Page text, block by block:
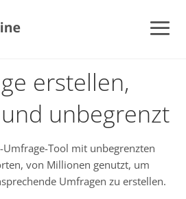
erstellen,
unbegrenzt
Umfrage-Tool mit unbegrenzten
von Millionen genutzt, um
Umfragen zu erstellen.